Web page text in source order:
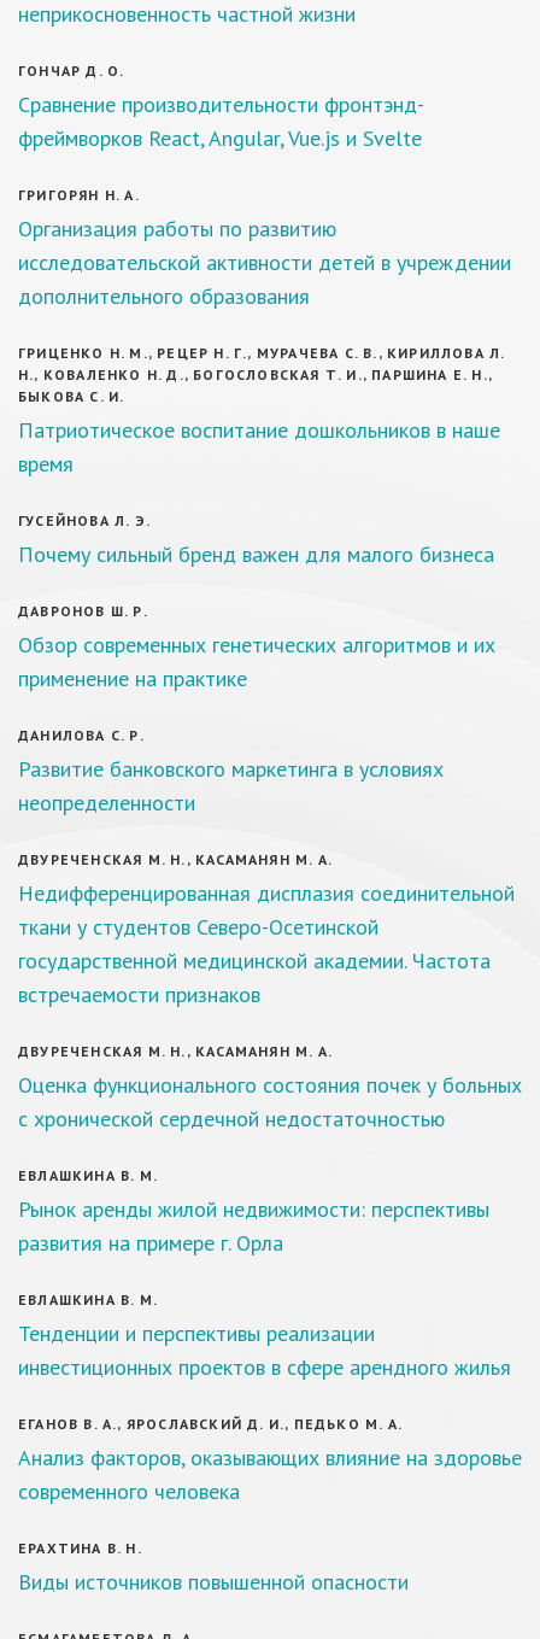
неприкосновенность частной жизни
ГОНЧАР Д. О.
Сравнение производительности фронтэнд-
фреймворков React, Angular, Vue.js и Svelte
ГРИГОРЯН Н. А.
Организация работы по развитию
исследовательской активности детей в учреждении
дополнительного образования
ГРИЦЕНКО Н. М., РЕЦЕР Н. Г., МУРАЧЕВА С. В., КИРИЛЛОВА Л.
Н., КОВАЛЕНКО Н. Д., БОГОСЛОВСКАЯ Т. И., ПАРШИНА Е. Н.,
БЫКОВА С. И.
Патриотическое воспитание дошкольников в наше
время
ГУСЕЙНОВА Л. Э.
Почему сильный бренд важен для малого бизнеса
ДАВРОНОВ Ш. Р.
Обзор современных генетических алгоритмов и их
применение на практике
ДАНИЛОВА С. Р.
Развитие банковского маркетинга в условиях
неопределенности
ДВУРЕЧЕНСКАЯ М. Н., КАСАМАНЯН М. А.
Недифференцированная дисплазия соединительной
ткани у студентов Северо-Осетинской
государственной медицинской академии. Частота
встречаемости признаков
ДВУРЕЧЕНСКАЯ М. Н., КАСАМАНЯН М. А.
Оценка функционального состояния почек у больных
с хронической сердечной недостаточностью
ЕВЛАШКИНА В. М.
Рынок аренды жилой недвижимости: перспективы
развития на примере г. Орла
ЕВЛАШКИНА В. М.
Тенденции и перспективы реализации
инвестиционных проектов в сфере арендного жилья
ЕГАНОВ В. А., ЯРОСЛАВСКИЙ Д. И., ПЕДЬКО М. А.
Анализ факторов, оказывающих влияние на здоровье
современного человека
ЕРАХТИНА В. Н.
Виды источников повышенной опасности